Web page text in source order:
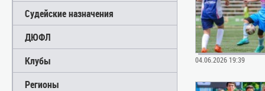
Судейские назначения
ДЮФЛ
Клубы
Регионы
04.06.2026 19:39